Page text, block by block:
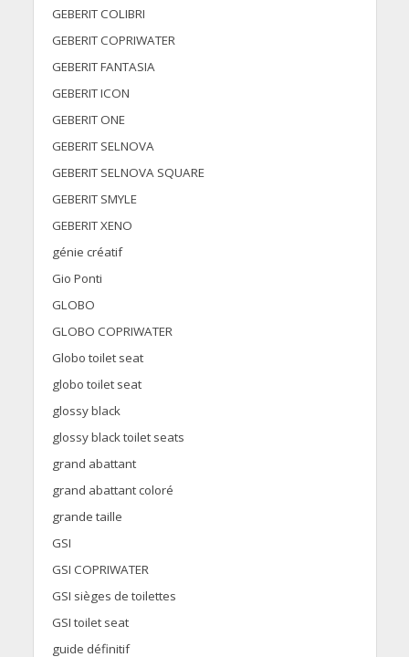
GEBERIT COLIBRI
GEBERIT COPRIWATER
GEBERIT FANTASIA
GEBERIT ICON
GEBERIT ONE
GEBERIT SELNOVA
GEBERIT SELNOVA SQUARE
GEBERIT SMYLE
GEBERIT XENO
génie créatif
Gio Ponti
GLOBO
GLOBO COPRIWATER
Globo toilet seat
globo toilet seat
glossy black
glossy black toilet seats
grand abattant
grand abattant coloré
grande taille
GSI
GSI COPRIWATER
GSI sièges de toilettes
GSI toilet seat
guide définitif